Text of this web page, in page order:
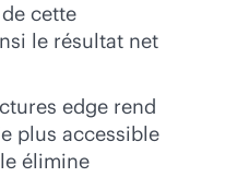
cette
le résultat net
edge rend
plus accessible
élimine